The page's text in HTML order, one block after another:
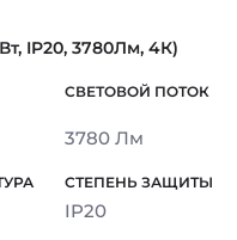
IP20, 3780Лм, 4К)
3780 Лм
IP20